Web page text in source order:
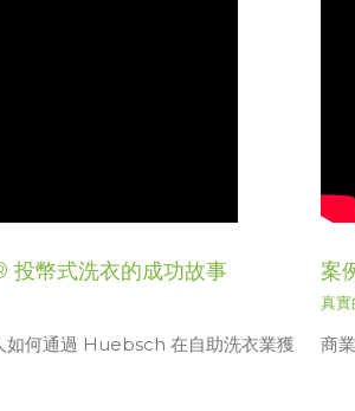
投幣式洗衣的成功故事
如何通過 Huebsch 在自助洗衣業獲
案
真實
商